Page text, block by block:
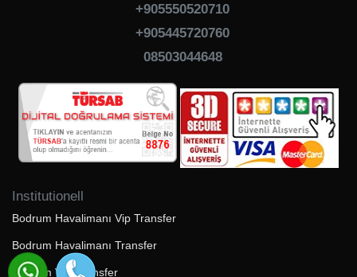
+905550520710
+905445720760
08503044648
Institutionell
Bodrum Havalimanı Vip Transfer
Bodrum Havalimanı Transfer
Bodrum VIP Transfer